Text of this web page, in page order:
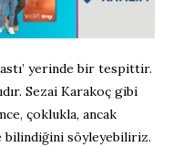
yerinde bir tespittir.
Sezai Karakoç gibi
çoklukla, ancak
bilindiğini söyleyebiliriz.